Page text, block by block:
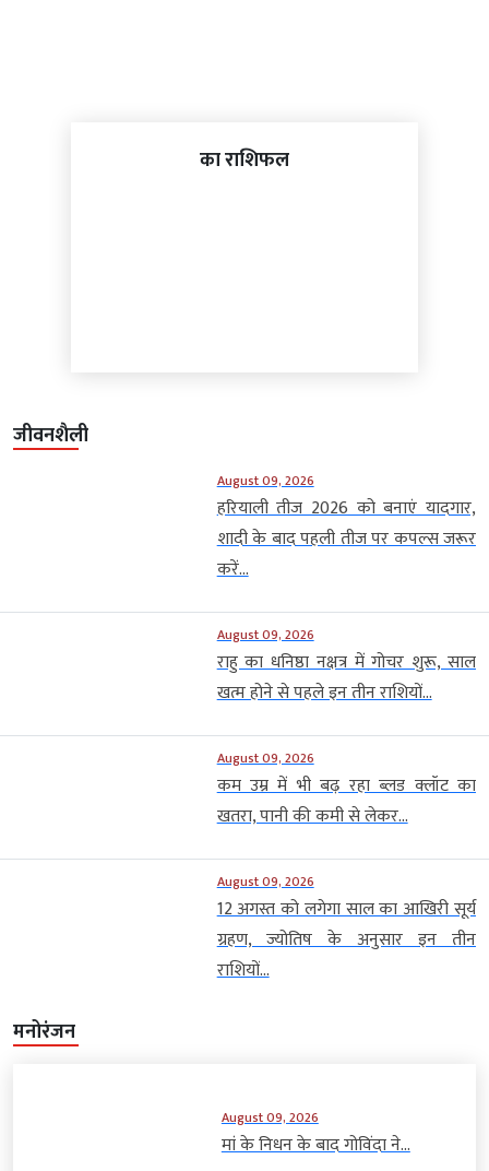
का राशिफल
जीवनशैली
August 09, 2026
हरियाली तीज 2026 को बनाएं यादगार,
शादी के बाद पहली तीज पर कपल्स जरूर
करें...
August 09, 2026
राहु का धनिष्ठा नक्षत्र में गोचर शुरू, साल
खत्म होने से पहले इन तीन राशियों...
August 09, 2026
कम उम्र में भी बढ़ रहा ब्लड क्लॉट का
खतरा, पानी की कमी से लेकर...
August 09, 2026
12 अगस्त को लगेगा साल का आखिरी सूर्य
ग्रहण, ज्योतिष के अनुसार इन तीन
राशियों...
मनोरंजन
August 09, 2026
मां के निधन के बाद गोविंदा ने...